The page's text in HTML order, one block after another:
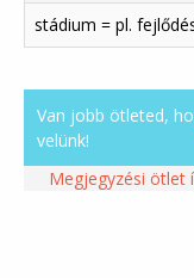
stádium = pl.
Van jobb ötleted,
velünk!
Megjegyzési ötlet